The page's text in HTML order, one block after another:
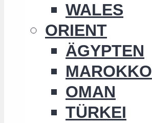
WALES
ORIENT
ÄGYPTEN
MAROKKO
OMAN
TÜRKEI